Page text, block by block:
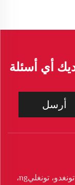
أي أسئلة
أرسل
Add: رقم 720، القسم الشمالي من طريق تونغدو، تونغليng،